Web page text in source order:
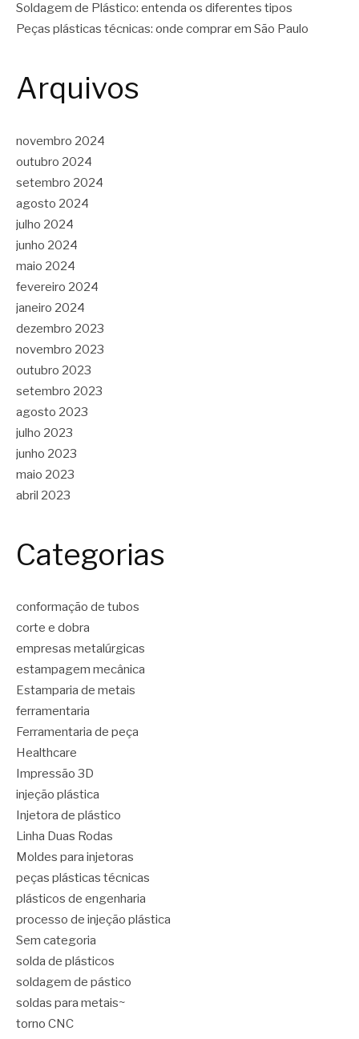
Soldagem de Plástico: entenda os diferentes tipos
Peças plásticas técnicas: onde comprar em São Paulo
Arquivos
novembro 2024
outubro 2024
setembro 2024
agosto 2024
julho 2024
junho 2024
maio 2024
fevereiro 2024
janeiro 2024
dezembro 2023
novembro 2023
outubro 2023
setembro 2023
agosto 2023
julho 2023
junho 2023
maio 2023
abril 2023
Categorias
conformação de tubos
corte e dobra
empresas metalúrgicas
estampagem mecânica
Estamparia de metais
ferramentaria
Ferramentaria de peça
Healthcare
Impressão 3D
injeção plástica
Injetora de plástico
Linha Duas Rodas
Moldes para injetoras
peças plásticas técnicas
plásticos de engenharia
processo de injeção plástica
Sem categoria
solda de plásticos
soldagem de pástico
soldas para metais~
torno CNC